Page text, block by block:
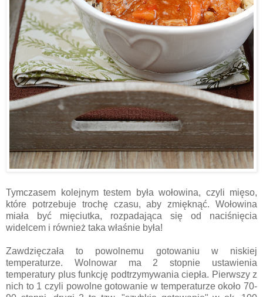
Tymczasem kolejnym testem była wołowina, czyli mięso,
które potrzebuje trochę czasu, aby zmięknąć. Wołowina
miała być mięciutka, rozpadająca się od naciśnięcia
widelcem i również taka właśnie była!
Zawdzięczała to powolnemu gotowaniu w niskiej
temperaturze. Wolnowar ma 2 stopnie ustawienia
temperatury plus funkcję podtrzymywania ciepła. Pierwszy z
nich to 1 czyli powolne gotowanie w temperaturze około 70-